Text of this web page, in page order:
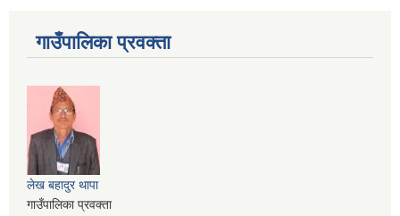
गाउँपालिका प्रवक्ता
लेख बहादुर थापा
गाउँपालिका प्रवक्ता